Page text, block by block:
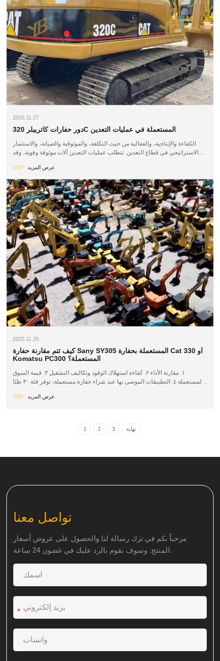
2025.11.27
دور حفارات كاتربيلر 320C المستعملة في عمليات التعدين
الكفاءة والإنتاجية، والفعالية من حيث التكلفة، والموثوقية والصيانة، والاستثمار
الاستراتيجي في قطاع التعدين. تتطلب عمليات التعدين آلات موثوقة وقوية، وقد
العالم. غالبًا ما تعتمد الدول التي لديها قطاعات تعدين نشطة، مثل أستراليا
وتشيلي وجنوب إفريقيا، على حفارات كاتربيلر 320C المستعملة لتلبية متطلبات
العمليات واسعة النطاق.
عرض المزيد
2025.11.25
كيف تتم مقارنة حفارة Sany SY305 المستعملة بحفارة Cat 330 أو
Komatsu PC300 المستعملة؟
١. مقارنة الأداء ٢. كفاءة استهلاك الوقود وتكاليف التشغيل ٣. قيمة السوق
المستعملة ٤. التطبيقات الموصى بها عند شراء حفارة مستعملة، توفر فئة ٣٠ طنًا
SY305 المستعملة، وحفارة كات ٣٣٠ المستعملة، وحفارة كوماتسو PC300عرض المزيد
1 2 3 نهاية
تواصل معنا
مرحباً بكم في ترك رسالة لنا والحصول على عروض أسعار
المنتج. وسوف نقوم بالرد عليك في غضون 24 ساعة.
*